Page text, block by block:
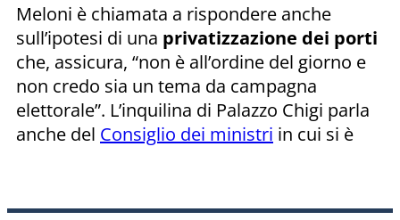
Meloni è chiamata a rispondere anche
sull’ipotesi di una privatizzazione dei porti
che, assicura, “non è all’ordine del giorno e
non credo sia un tema da campagna
elettorale”. L’inquilina di Palazzo Chigi parla
anche del Consiglio dei ministri in cui si è